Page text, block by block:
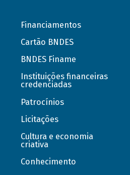
Financiamentos
Cartão BNDES
BNDES Finame
Instituições financeiras
credenciadas
Patrocínios
Licitações
Cultura e economia
criativa
Conhecimento